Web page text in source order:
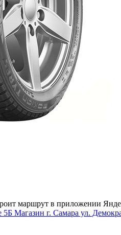
маршрут в приложении
5Б Магазин г. Самара ул.